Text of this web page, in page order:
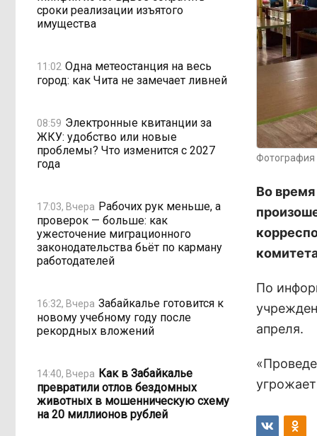
сроки реализации изъятого
имущества
11:02 Одна метеостанция на весь
город: как Чита не замечает ливней
08:59 Электронные квитанции за
ЖКУ: удобство или новые
проблемы? Что изменится с 2027
года
17:03, Вчера Рабочих рук меньше, а
проверок — больше: как
ужесточение миграционного
законодательства бьёт по карману
работодателей
16:32, Вчера Забайкалье готовится к
новому учебному году после
рекордных вложений
14:40, Вчера Как в Забайкалье
превратили отлов бездомных
животных в мошенническую схему
на 20 миллионов рублей
Фотография
Во
По
апреля.